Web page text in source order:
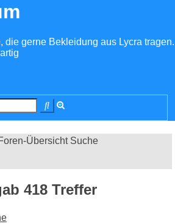
die gerne Bekleidung aus Lycra tragen.
Suche
Übersicht Suche
418 Treffer